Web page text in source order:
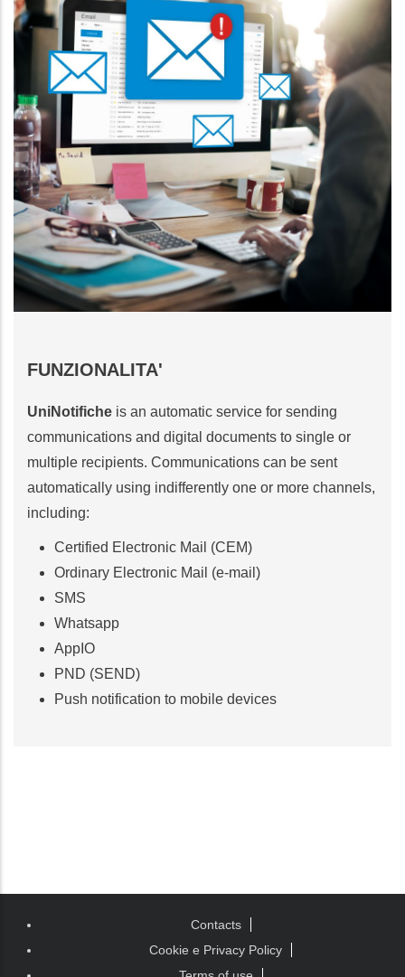
FUNZIONALITA'
UniNotifiche is an automatic service for sending
communications and digital documents to single or
multiple recipients. Communications can be sent
automatically using indifferently one or more channels,
including:
Certified Electronic Mail (CEM)
Ordinary Electronic Mail (e-mail)
SMS
Whatsapp
AppIO
PND (SEND)
Push notification to mobile devices
Piè di
Contacts
Cookie e Privacy Policy